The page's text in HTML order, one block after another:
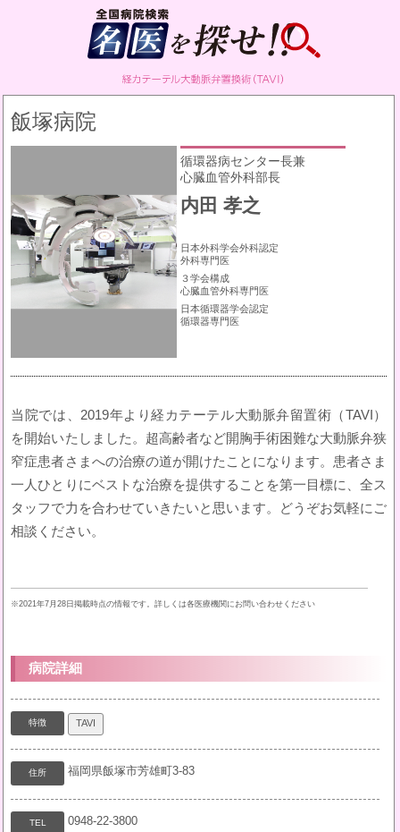
飯塚病院
循環器病センター長兼
心臓血管外科部長
内田 孝之
日本外科学会外科認定
外科専門医
３学会構成
心臓血管外科専門医
日本循環器学会認定
循環器専門医
当院では、2019年より経カテーテル大動脈弁留置術（TAVI）
を開始いたしました。超高齢者など開胸手術困難な大動脈弁狭
窄症患者さまへの治療の道が開けたことになります。患者さま
一人ひとりにベストな治療を提供することを第一目標に、全ス
タッフで力を合わせていきたいと思います。どうぞお気軽にご
相談ください。
※2021年7月28日掲載時点の情報です。詳しくは各医療機関にお問い合わせください
病院詳細
特徴 TAVI
住所 福岡県飯塚市芳雄町3-83
TEL 0948-22-3800